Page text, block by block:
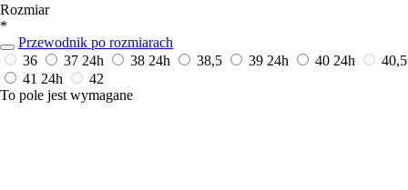
Rozmiar
*
Przewodnik po rozmiarach
36
37 24h 38 24h 38,5 39 24h 40 24h
40,5
41 24h
42
To pole jest wymagane